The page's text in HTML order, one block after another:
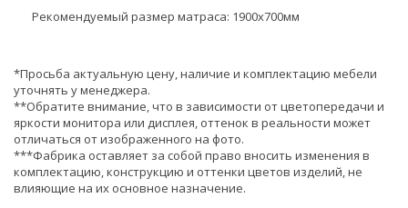
Рекомендуемый размер матраса: 1900х700мм
*Просьба актуальную цену, наличие и комплектацию мебели
уточнять у менеджера.
**Обратите внимание, что в зависимости от цветопередачи и
яркости монитора или дисплея, оттенок в реальности может
отличаться от изображенного на фото.
***Фабрика оставляет за собой право вносить изменения в
комплектацию, конструкцию и оттенки цветов изделий, не
влияющие на их основное назначение.